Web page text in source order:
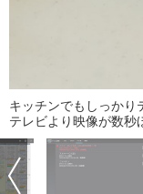
キッチンでもしっかり
テレビより映像が数秒